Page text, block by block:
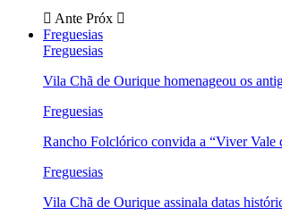
Ante Próx
Freguesias
Freguesias
Vila Chã de Ourique homenageou os
Freguesias
Rancho Folclórico convida a “Viver Vale
Freguesias
Vila Chã de Ourique assinala datas